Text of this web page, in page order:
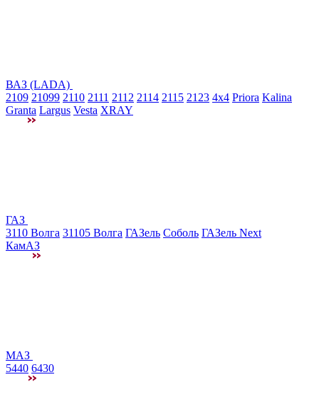
ВАЗ (LADA)
2109 21099 2110 2111 2112 2114 2115 2123 4x4 Priora Kalina
Granta Largus Vesta XRAY
ГАЗ
3110 Волга 31105 Волга ГАЗель Соболь ГАЗель Next
КамАЗ
МАЗ
5440 6430